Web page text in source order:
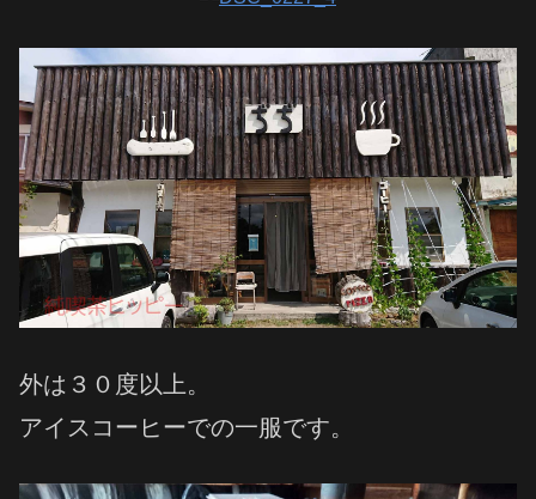
外は３０度以上。
アイスコーヒーでの一服です。